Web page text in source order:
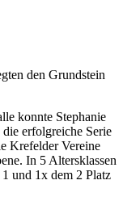
den Grundstein
konnte Stephanie
erfolgreiche Serie
Krefelder Vereine
In 5 Altersklassen
und 1x dem 2 Platz